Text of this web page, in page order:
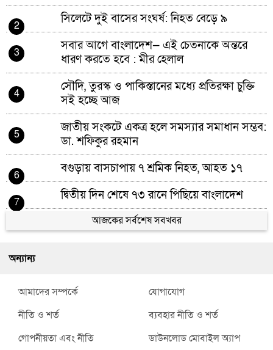
2 সিলেটে দুই বাসের সংঘর্ষ: নিহত বেড়ে ৯
3
সবার আগে বাংলাদেশ— এই চেতনাকে অন্তরে
ধারণ করতে হবে : মীর হেলাল
4
সৌদি, তুরস্ক ও পাকিস্তানের মধ্যে প্রতিরক্ষা চুক্তি
সই হচ্ছে আজ
5
জাতীয় সংকটে একত্র হলে সমস্যার সমাধান সম্ভব:
ডা. শফিকুর রহমান
6 বগুড়ায় বাসচাপায় ৭ শ্রমিক নিহত, আহত ১৭
7 দ্বিতীয় দিন শেষে ৭৩ রানে পিছিয়ে বাংলাদেশ
8
গণঅভ্যুত্থানের প্রকৃত মালিক হচ্ছে দেশের ১৮
কোটি জনগণ: ভূমি প্রতিমন্ত্রী
10
আজকের সর্বশেষ সবখবর
অন্যান্য
আমাদের সম্পর্কে
যোগাযোগ
নীতি ও শর্ত
ব্যবহার নীতি ও শর্ত
গোপনীয়তা এবং নীতি
ডাউনলোড মোবাইল অ্যাপ